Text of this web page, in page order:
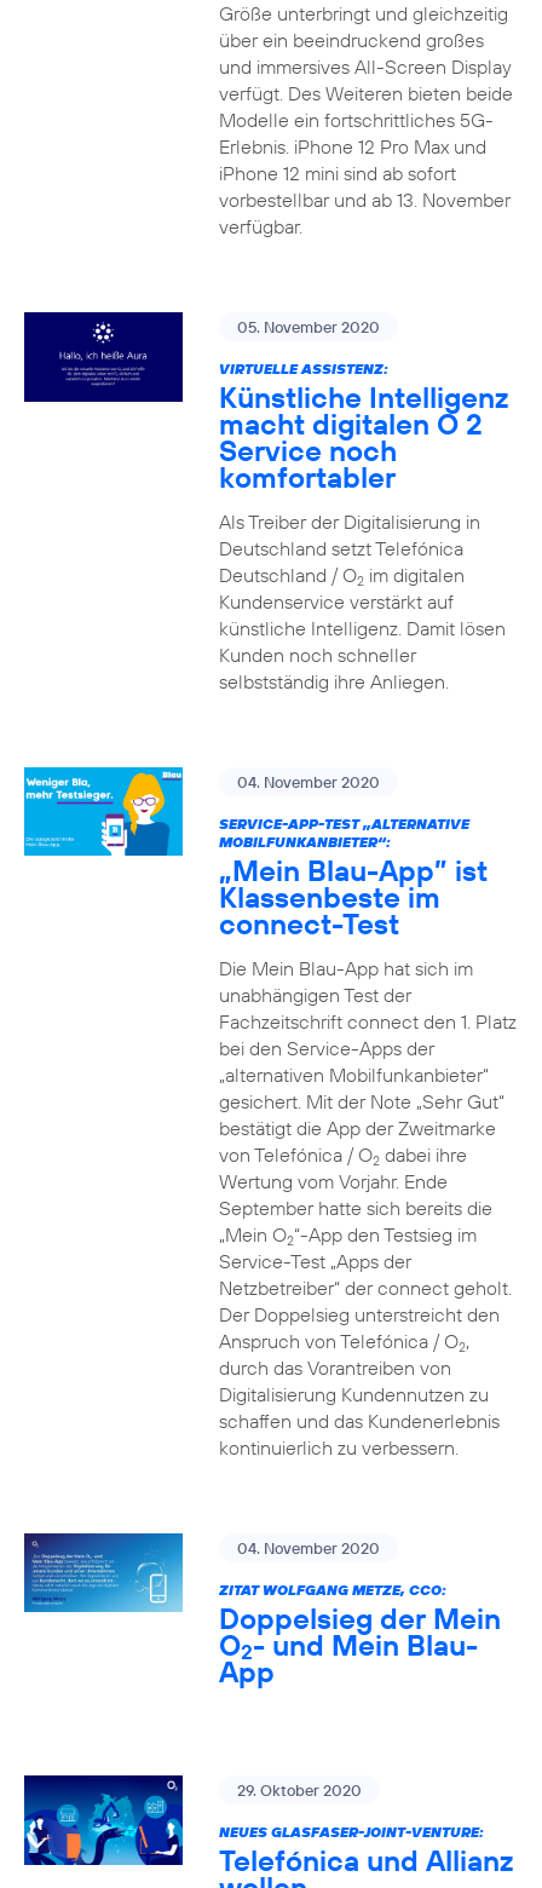
Größe unterbringt und gleichzeitig
über ein beeindruckend großes
und immersives All-Screen Display
verfügt. Des Weiteren bieten beide
Modelle ein fortschrittliches 5G-
Erlebnis. iPhone 12 Pro Max und
iPhone 12 mini sind ab sofort
vorbestellbar und ab 13. November
verfügbar.
05. November 2020
VIRTUELLE ASSISTENZ:
Künstliche Intelligenz
macht digitalen O 2
Service noch
komfortabler
Als Treiber der Digitalisierung in
Deutschland setzt Telefónica
Deutschland / O2im digitalen
Kundenservice verstärkt auf
künstliche Intelligenz. Damit lösen
Kunden noch schneller
selbstständig ihre Anliegen.
04. November 2020
SERVICE-APP-TEST „ALTERNATIVE
MOBILFUNKANBIETER“:
„Mein Blau-App” ist
Klassenbeste im
connect-Test
Die Mein Blau-App hat sich im
unabhängigen Test der
Fachzeitschrift connect den 1. Platz
bei den Service-Apps der
„alternativen Mobilfunkanbieter“
gesichert. Mit der Note „Sehr Gut“
bestätigt die App der Zweitmarke
von Telefónica / O2dabei ihre
Wertung vom Vorjahr. Ende
September hatte sich bereits die
„Mein O2“-App den Testsieg im
Service-Test „Apps der
Netzbetreiber“ der connect geholt.
Der Doppelsieg unterstreicht den
Anspruch von Telefónica / O2,
durch das Vorantreiben von
Digitalisierung Kundennutzen zu
schaffen und das Kundenerlebnis
kontinuierlich zu verbessern.
04. November 2020
ZITAT WOLFGANG METZE, CCO:
Doppelsieg der Mein
O2- und Mein Blau-
App
29. Oktober 2020
NEUES GLASFASER-JOINT-VENTURE:
Telefónica und Allianz